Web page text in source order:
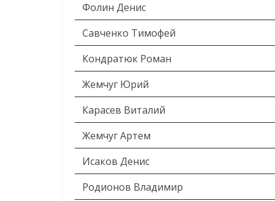
Фолин Денис
Савченко Тимофей
Кондратюк Роман
Жемчуг Юрий
Карасев Виталий
Жемчуг Артем
Исаков Денис
Родионов Владимир